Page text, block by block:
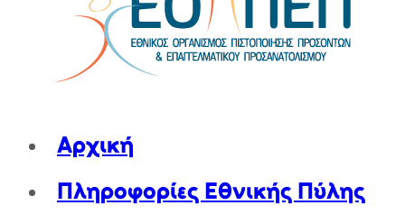
Αρχική
Πληροφορίες Εθνικής Πύλης